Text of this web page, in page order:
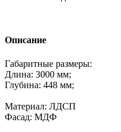
Описание
Габаритные размеры:
Длина: 3000 мм;
Глубина: 448 мм;
Материал: ЛДСП
Фасад: МДФ